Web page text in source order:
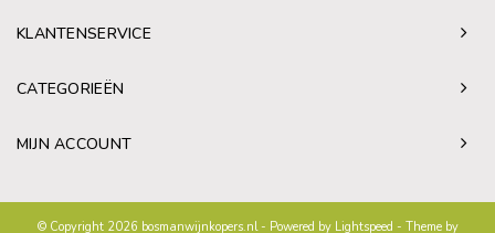
KLANTENSERVICE
CATEGORIEËN
MIJN ACCOUNT
© Copyright 2026 bosmanwijnkopers.nl - Powered by Lightspeed - Theme by